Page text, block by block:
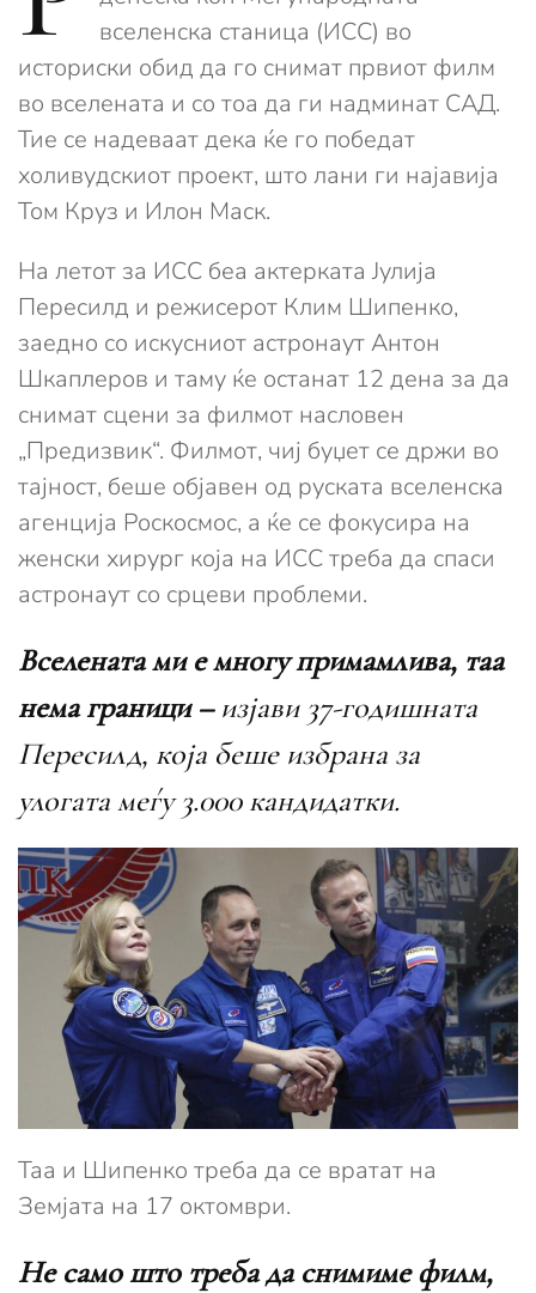
вселенска станица (ИСС) во
историски обид да го снимат првиот филм
во вселената и со тоа да ги надминат САД.
Тие се надеваат дека ќе го победат
холивудскиот проект, што лани ги најавија
Том Круз и Илон Маск.
На летот за ИСС беа актерката Јулија
Пересилд и режисерот Клим Шипенко,
заедно со искусниот астронаут Антон
Шкаплеров и таму ќе останат 12 дена за да
снимат сцени за филмот насловен
„Предизвик“. Филмот, чиј буџет се држи во
тајност, беше објавен од руската вселенска
агенција Роскосмос, а ќе се фокусира на
женски хирург која на ИСС треба да спаси
астронаут со срцеви проблеми.
Вселената ми е многу примамлива, таа
нема граници –изјави 37-годишната
Пересилд, која беше избрана за
улогата меѓу 3.000 кандидатки.
Таа и Шипенко треба да се вратат на
Земјата на 17 октомври.
Не само што треба да снимиме филм,